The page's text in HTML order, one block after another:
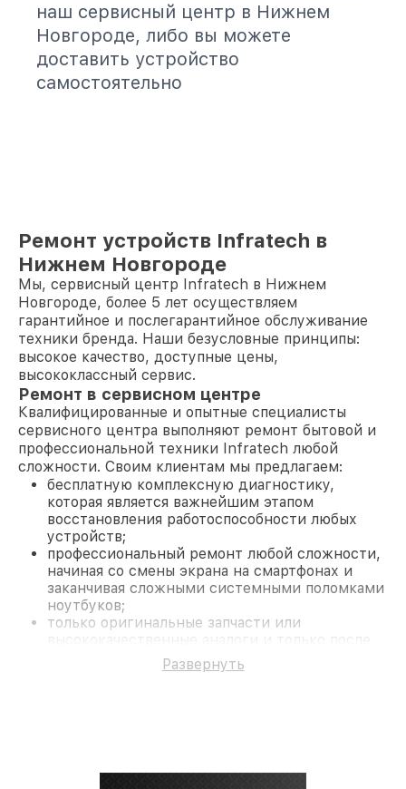
наш сервисный центр в Нижнем
Новгороде, либо вы можете
доставить устройство
самостоятельно
Ремонт устройств Infratech в
Нижнем Новгороде
Мы, сервисный центр Infratech в Нижнем
Новгороде, более 5 лет осуществляем
гарантийное и послегарантийное обслуживание
техники бренда. Наши безусловные принципы:
высокое качество, доступные цены,
высококлассный сервис.
Ремонт в сервисном центре
Квалифицированные и опытные специалисты
сервисного центра выполняют ремонт бытовой и
профессиональной техники Infratech любой
сложности. Своим клиентам мы предлагаем:
бесплатную комплексную диагностику,
которая является важнейшим этапом
восстановления работоспособности любых
устройств;
профессиональный ремонт любой сложности,
начиная со смены экрана на смартфонах и
заканчивая сложными системными поломками
ноутбуков;
только оригинальные запчасти или
согласования с клиентом.
На все работы и замененные комплектующие
Развернуть